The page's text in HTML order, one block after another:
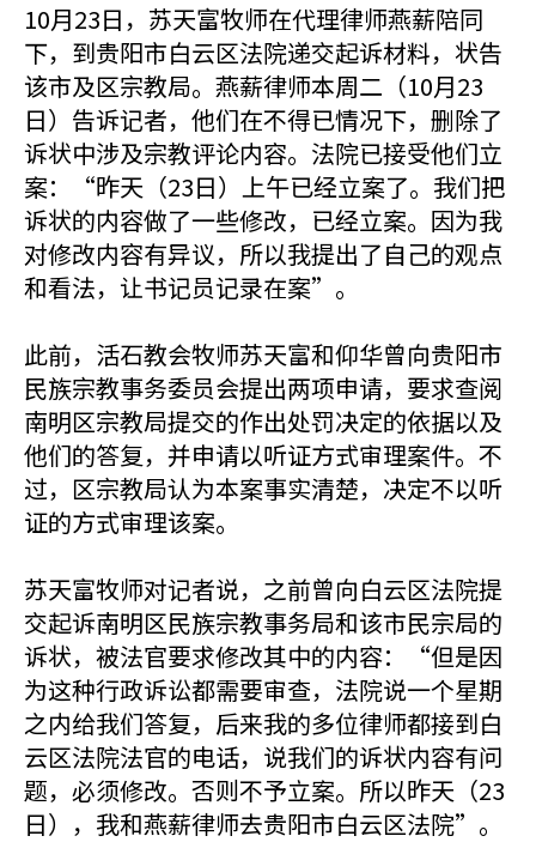
10月23日，苏天富牧师在代理律师燕薪陪同
下，到贵阳市白云区法院递交起诉材料，状告
该市及区宗教局。燕薪律师本周二（10月23
日）告诉记者，他们在不得已情况下，删除了
诉状中涉及宗教评论内容。法院已接受他们立
案：“昨天（23日）上午已经立案了。我们把
诉状的内容做了一些修改，已经立案。因为我
对修改内容有异议，所以我提出了自己的观点
和看法，让书记员记录在案”。
此前，活石教会牧师苏天富和仰华曾向贵阳市
民族宗教事务委员会提出两项申请，要求查阅
南明区宗教局提交的作出处罚决定的依据以及
他们的答复，并申请以听证方式审理案件。不
过，区宗教局认为本案事实清楚，决定不以听
证的方式审理该案。
苏天富牧师对记者说，之前曾向白云区法院提
交起诉南明区民族宗教事务局和该市民宗局的
诉状，被法官要求修改其中的内容：“但是因
为这种行政诉讼都需要审查，法院说一个星期
之内给我们答复，后来我的多位律师都接到白
云区法院法官的电话，说我们的诉状内容有问
题，必须修改。否则不予立案。所以昨天（23
日），我和燕薪律师去贵阳市白云区法院”。